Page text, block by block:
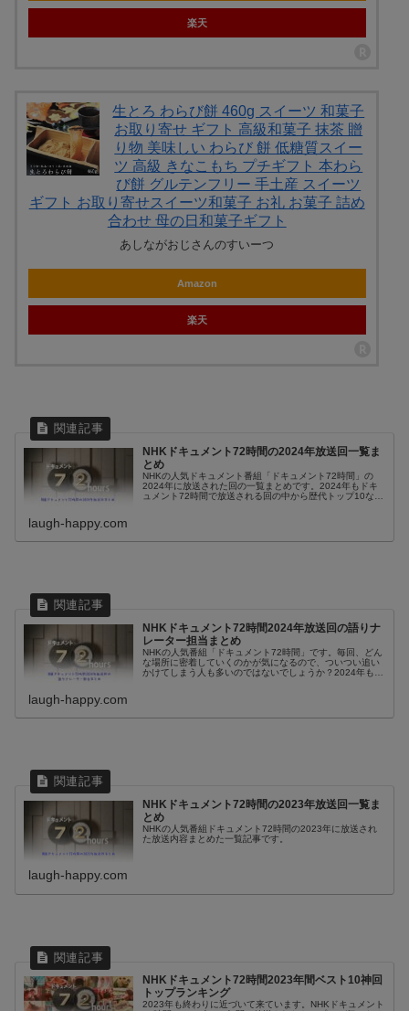
楽天
生とろ わらび餅 460g スイーツ 和菓子
お取り寄せ ギフト 高級和菓子 抹茶 贈
り物 美味しい わらび 餅 低糖質スイー
ツ 高級 きなこもち プチギフト 本わら
び餅 グルテンフリー 手土産 スイーツ
ギフト お取り寄せスイーツ和菓子 お礼 お菓子 詰め
合わせ 母の日和菓子ギフト
あしながおじさんのすいーつ
Amazon
楽天
NHKドキュメント72時間の2024年放送回一覧ま
とめ
NHKの人気ドキュメント番組「ドキュメント72時間」の
2024年に放送された回の一覧まとめです。2024年もドキ
ュメント72時間で放送される回の中から歴代トップ10など
laugh-happy.com
NHKドキュメント72時間2024年放送回の語りナ
レーター担当まとめ
NHKの人気番組「ドキュメント72時間」です。毎回、どん
な場所に密着していくのかが気になるので、ついつい追い
かけてしまう人も多いのではないでしょうか？2024年も
laugh-happy.com
NHKドキュメント72時間の2023年放送回一覧ま
とめ
NHKの人気番組ドキュメント72時間の2023年に放送され
た放送内容まとめた一覧記事です。
laugh-happy.com
NHKドキュメント72時間2023年間ベスト10神回
トップランキング
2023年も終わりに近づいて来ています。NHKドキュメント